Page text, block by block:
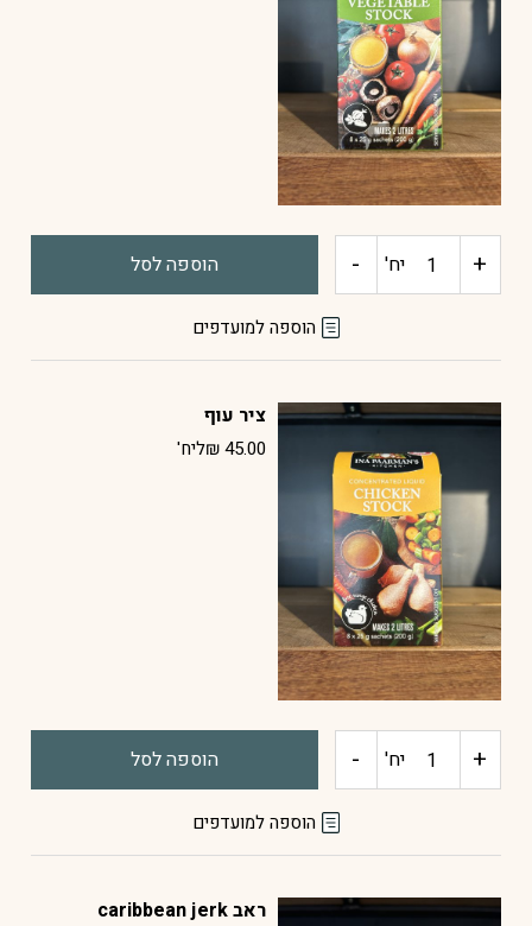
+ כמות
ירקות
יח' - הוספה לסל
הוספה למועדפים
ציר עוף
₪45.00 ליח'
+ כמות יח' - הוספה לסל
הוספה למועדפים
ראב caribbean jerk